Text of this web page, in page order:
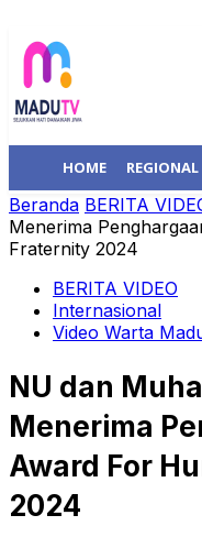
HOME REGIONAL
Beranda BERITA
Menerima
Fraternity 2024
BERITA VIDEO
Internasional
Video Warta
NU dan
Menerima
Award For
2024